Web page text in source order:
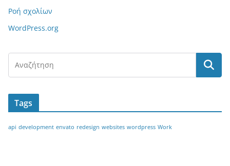
Ροή σχολίων
WordPress.org
Tags
api development envato redesign websites wordpress Work